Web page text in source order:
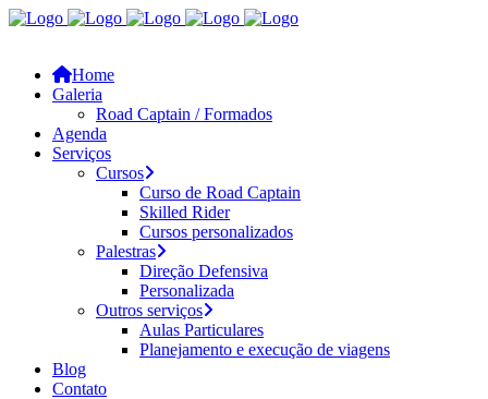
Home
Galeria
Road Captain / Formados
Agenda
Serviços
Cursos
Curso de Road Captain
Skilled Rider
Cursos personalizados
Palestras
Direção Defensiva
Personalizada
Outros serviços
Aulas Particulares
Planejamento e execução de viagens
Blog
Contato